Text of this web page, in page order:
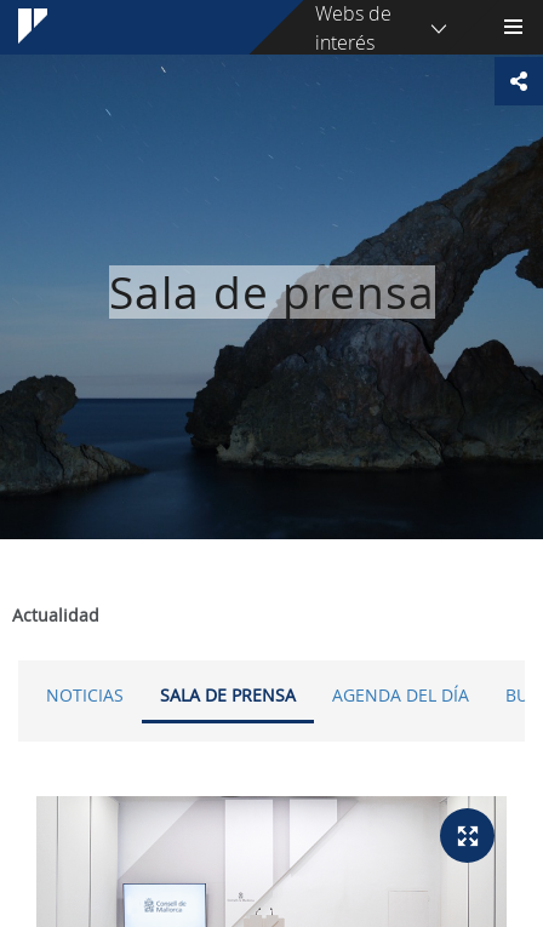
Webs de
interés
Sala de prensa
Actualidad
NOTICIAS SALA DE PRENSA AGENDA DEL DÍA